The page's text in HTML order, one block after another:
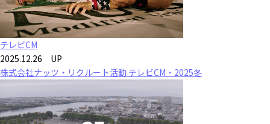
テレビCM
2025.12.26 UP
株式会社ナッツ・リクルート活動 テレビCM・2025冬